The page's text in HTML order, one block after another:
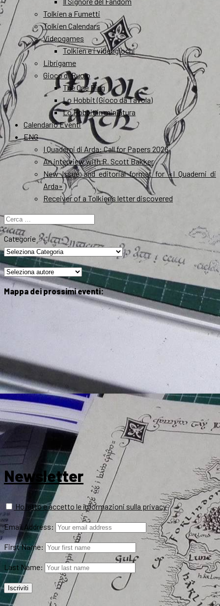
Tolkien a Fumetti
Tolkien Calendars
Videogames
Tolkien e i videogiochi
Librigame
Gioco di Ruolo
The One Ring
Lo Hobbit (Gioco da Tavola)
Lo Hobbit in miniatura
Calendario Eventi
ENG
I Quaderni di Arda: Call for Papers 2026
An interview with R. Scott Bakker
New Issue and editorial format for «I Quaderni di
Arda»
Receiver of a Tolkien’s letter discovered
Ricerca
per:
Categorie
Mappa dei prossimi eventi:
Newsletter
Ho letto e accetto le informazioni sulla privacy
Email Address:
First Name:
Last Name: